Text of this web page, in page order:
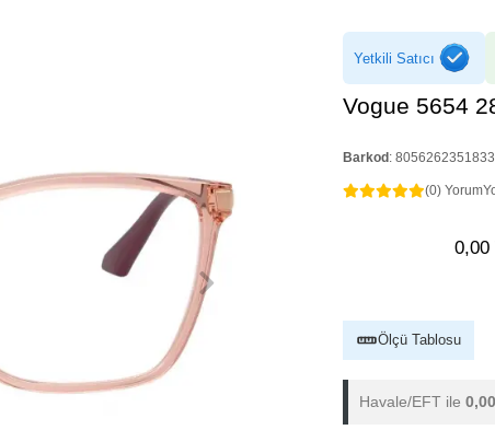
Yetkili Satıcı
Vogue 5654
Barkod : 8056262351833
(0) Yorum
0,00
Ölçü Tablosu
Havale/EFT ile